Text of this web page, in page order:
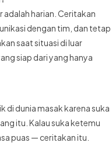
adalah harian. Ceritakan
dengan tim, dan tetap
saat situasi di luar
siap dari yang hanya
di dunia masak karena suka
itu. Kalau suka ketemu
puas — ceritakan itu.